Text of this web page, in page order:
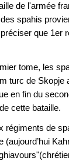
de l'armée
spahis
que 1er
tome, les
turc de Skopje
en fin du
cette bataille.
régiments de